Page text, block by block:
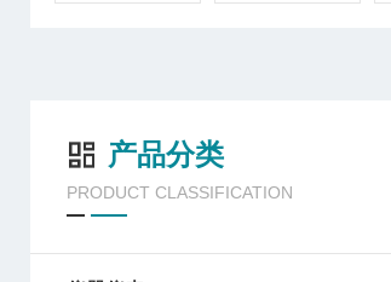
产品分类
PRODUCT CLASSIFICATION